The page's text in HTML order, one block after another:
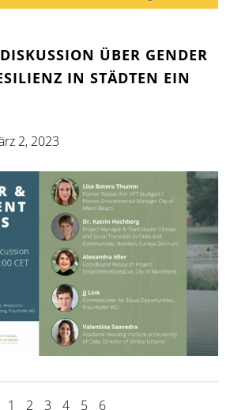
ÜBER GENDER
IN STÄDTEN EIN
2, 2023
1 2 3 4 5 6